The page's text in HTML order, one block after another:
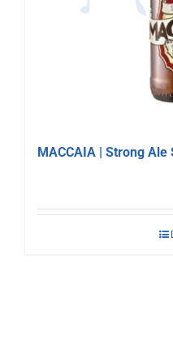
MACCAIA | Strong Ale